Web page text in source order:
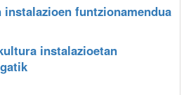
instalazioen funtzionamendua
instalazioetan